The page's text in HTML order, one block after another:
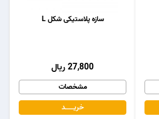
سازه پلاستیکی شکل L
27,800 ریال
مشخصات
خریـــــــد